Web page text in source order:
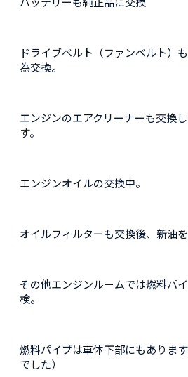
ドライブベルト（ファンベルト）
為交換。
エンジンのエアクリーナーも交換
す。
エンジンオイルの交換中。
オイルフィルターも交換後、新油を
その他エンジンルームでは燃料パ
検。
燃料パイプは車体下部にもありま
でした）